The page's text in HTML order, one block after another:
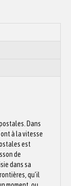
Dans
à la vitesse
est
de
dans sa
qu’il